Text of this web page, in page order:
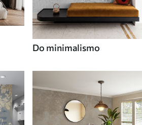
Do minimalismo